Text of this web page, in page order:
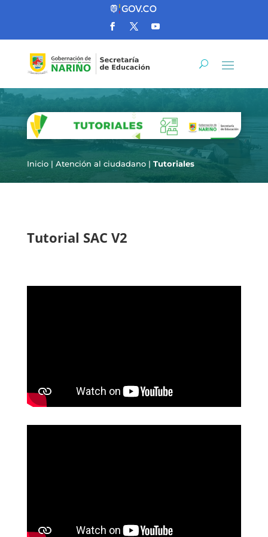
Inicio| Atención al ciudadano| Tutoriales
Tutorial SAC V2